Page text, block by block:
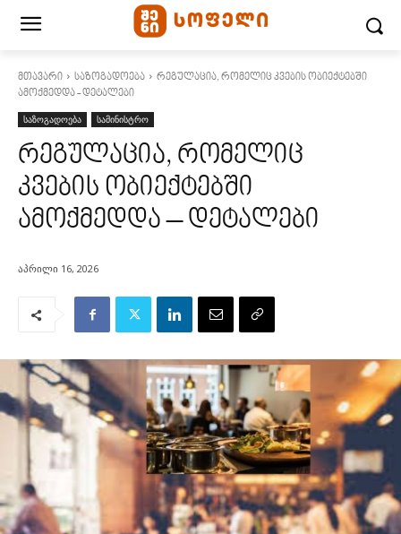
მთავარი საზოგადოება
რეგულაცია, რომელიც კვების ობიექტებში
ამოქმედდა - დეტალები
საზოგადოება სამინისტრო
რეგულაცია, რომელიც
კვების ობიექტებში
ამოქმედდა – დეტალები
აპრილი 16, 2026